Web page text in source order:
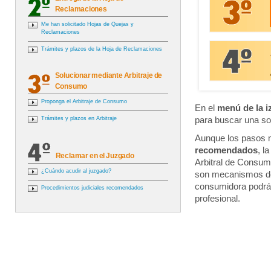
Reclamaciones
Me han solicitado Hojas de Quejas y
Reclamaciones
Trámites y plazos de la Hoja de Reclamaciones
Solucionar mediante Arbitraje de
Consumo
Proponga el Arbitraje de Consumo
Trámites y plazos en Arbitraje
Reclamar en el Juzgado
¿Cuándo acudir al juzgado?
Procedimientos judiciales recomendados
En el menú de la
para buscar una
Aunque los pasos
recomendados,
Arbitral de
son mecanismos
consumidora
profesional.